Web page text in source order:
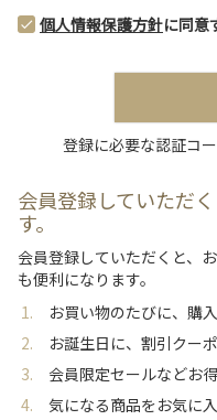
個人情報保護方針に同意
登録に必要な認証コ
会員登録していただ
す。
会員登録していただくと、
も便利になります。
お買い物のたびに、購
お誕生日に、割引クー
会員限定セールなどお
気になる商品をお気に